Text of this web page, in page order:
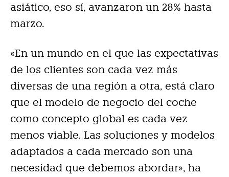
asiático, eso sí, avanzaron un 28% hasta
marzo.
«En un mundo en el que las expectativas
de los clientes son cada vez más
diversas de una región a otra, está claro
que el modelo de negocio del coche
como concepto global es cada vez
menos viable. Las soluciones y modelos
adaptados a cada mercado son una
necesidad que debemos abordar», ha